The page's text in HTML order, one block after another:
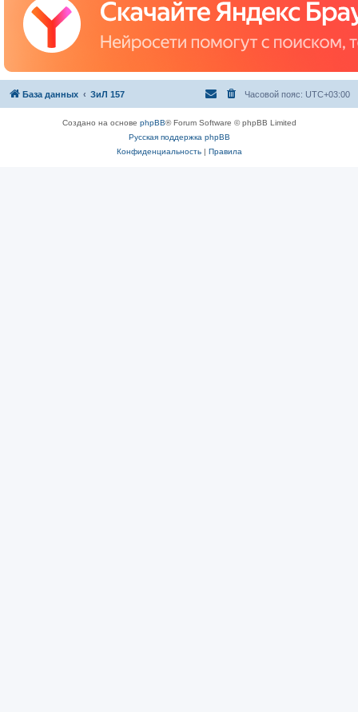
База данных ЗиЛ 157 Часовой пояс: UTC+03:00
Создано на основе phpBB® Forum Software © phpBB Limited
Русская поддержка phpBB
Конфиденциальность| Правила